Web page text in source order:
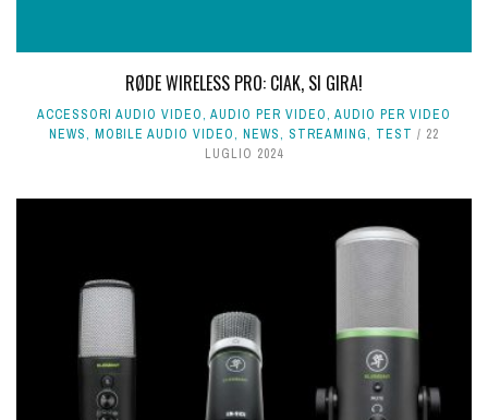
RØDE WIRELESS PRO: CIAK, SI GIRA!
ACCESSORI AUDIO VIDEO, AUDIO PER VIDEO, AUDIO PER VIDEO
NEWS, MOBILE AUDIO VIDEO, NEWS, STREAMING, TEST
22
LUGLIO 2024